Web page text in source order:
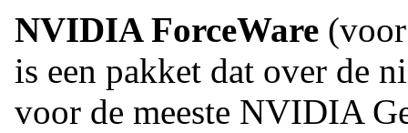
NVIDIA ForceWare
is een pakket dat over de
voor de meeste NVIDIA